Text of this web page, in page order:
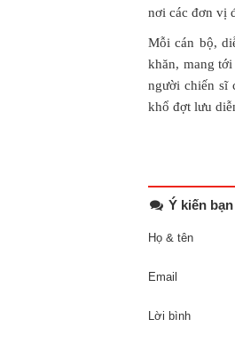
nơi các đơn vị
Mỗi cán bộ,
khăn, mang
người chiến sĩ
khổ đợt lưu
Ý kiến
Họ & tên
Email
Lời bình